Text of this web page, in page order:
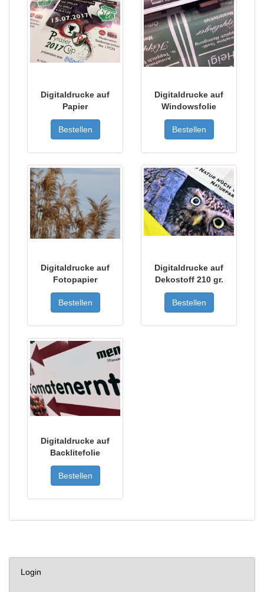
Digitaldrucke auf
Papier
Bestellen
Digitaldrucke auf
Windowsfolie
Bestellen
Digitaldrucke auf
Fotopapier
Bestellen
Digitaldrucke auf
Dekostoff 210 gr.
Bestellen
Digitaldrucke auf
Backlitefolie
Bestellen
Login